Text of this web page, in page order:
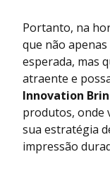
Portanto, na
que não
esperada, mas
atraente e
Innovation
produtos, onde
sua estratégia
impressão